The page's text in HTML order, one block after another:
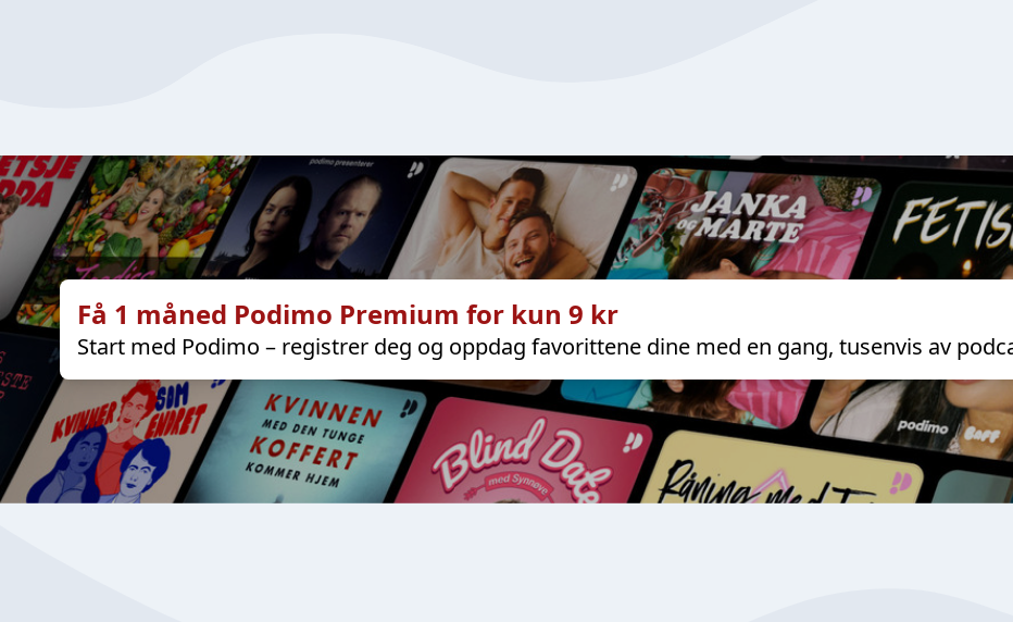
Få 1 måned Podimo Premium for kun 9 kr
Start med Podimo – registrer deg og oppdag favorittene dine med en gang, tusenvis av